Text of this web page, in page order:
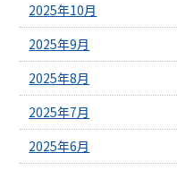
2025年10月
2025年9月
2025年8月
2025年7月
2025年6月